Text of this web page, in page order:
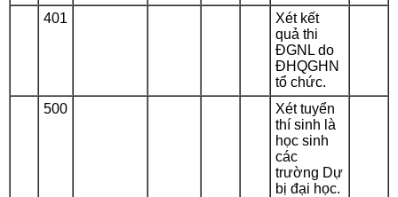
401
Xét kết
quả thi
ĐGNL do
ĐHQGHN
tổ chức.
500
Xét tuyển
thí sinh là
học sinh
các
trường Dự
bị đại học.